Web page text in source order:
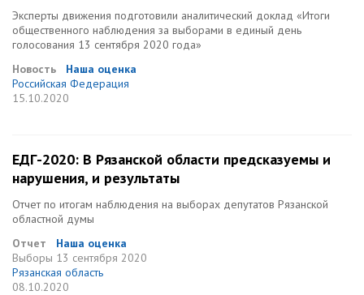
Эксперты движения подготовили аналитический доклад «Итоги
общественного наблюдения за выборами в единый день
голосования 13 сентября 2020 года»
Новость
Наша оценка
Российская Федерация
15.10.2020
ЕДГ-2020: В Рязанской области предсказуемы и
нарушения, и результаты
Отчет по итогам наблюдения на выборах депутатов Рязанской
областной думы
Отчет
Наша оценка
Выборы 13 сентября 2020
Рязанская область
08.10.2020